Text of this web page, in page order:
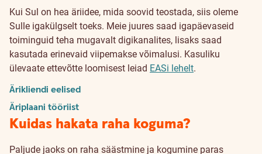
Kui Sul on hea äriidee, mida soovid teostada, siis oleme
Sulle igakülgselt toeks. Meie juures saad igapäevaseid
toiminguid teha mugavalt digikanalites, lisaks saad
kasutada erinevaid viipemakse võimalusi. Kasuliku
ülevaate ettevõtte loomisest leiad EASi lehelt.
Ärikliendi eelised
Äriplaani tööriist
Kuidas hakata raha koguma?
Paljude jaoks on raha säästmine ja kogumine paras